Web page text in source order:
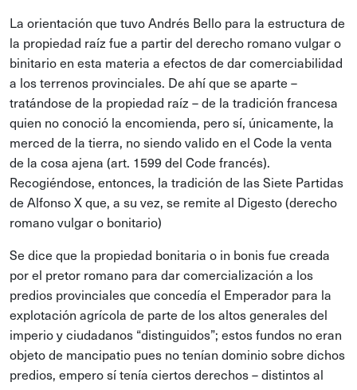
La orientación que tuvo Andrés Bello para la estructura de
la propiedad raíz fue a partir del derecho romano vulgar o
binitario en esta materia a efectos de dar comerciabilidad
a los terrenos provinciales. De ahí que se aparte –
tratándose de la propiedad raíz – de la tradición francesa
quien no conoció la encomienda, pero sí, únicamente, la
merced de la tierra, no siendo valido en el Code la venta
de la cosa ajena (art. 1599 del Code francés).
Recogiéndose, entonces, la tradición de las Siete Partidas
de Alfonso X que, a su vez, se remite al Digesto (derecho
romano vulgar o bonitario)
Se dice que la propiedad bonitaria o in bonis fue creada
por el pretor romano para dar comercialización a los
predios provinciales que concedía el Emperador para la
explotación agrícola de parte de los altos generales del
imperio y ciudadanos “distinguidos”; estos fundos no eran
objeto de mancipatio pues no tenían dominio sobre dichos
predios, empero sí tenía ciertos derechos – distintos al